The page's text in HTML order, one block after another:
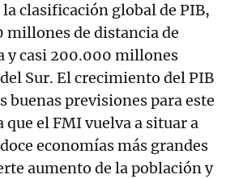
clasificación global de PIB,
millones de distancia de
y casi 200.000 millones
Sur. El crecimiento del PIB
buenas previsiones para este
que el FMI vuelva a situar a
economías más grandes
aumento de la población y